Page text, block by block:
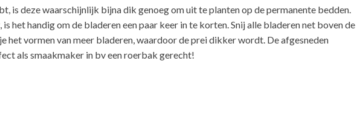
is deze waarschijnlijk bijna dik genoeg om uit te planten op de permanente bedden.
het handig om de bladeren een paar keer in te korten. Snij alle bladeren net boven de
het vormen van meer bladeren, waardoor de prei dikker wordt. De afgesneden
als smaakmaker in bv een roerbak gerecht!